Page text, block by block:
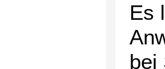
Es
bei